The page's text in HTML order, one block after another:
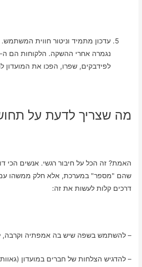
עדכון מתמיד וניטור חווית
לפידבקים, שפרו, הפכו את המועדון
מה שצריך לדעת על
האמת? זה הכל על חיבור רגשי. אנשים הכי
שהם "מספר" במערכת, אלא חלק ממשהו
דרכים קלות לעשות את זה:
– להשתמש בשפה שיש בה אמפתיה וקרבה,
– להדגיש הצלחות של חברים במועדון